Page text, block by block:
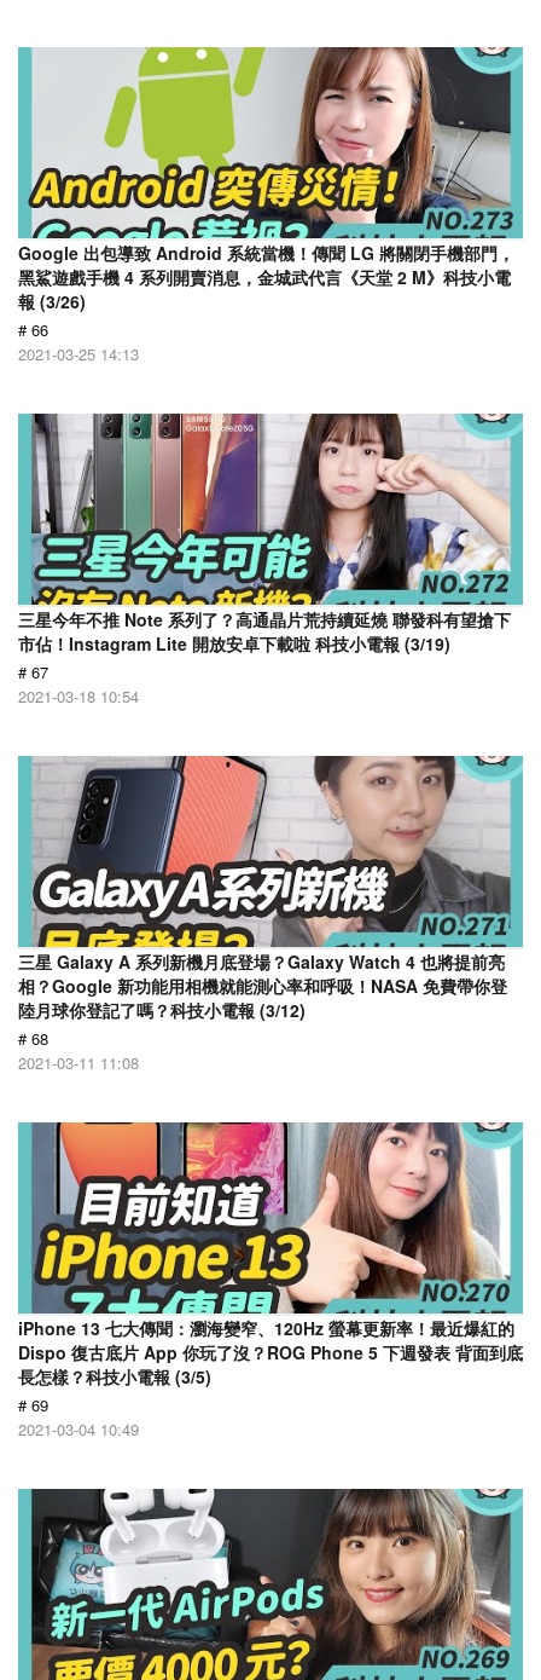
Google 出包導致 Android 系統當機！傳聞 LG 將關閉手機部門，
黑鯊遊戲手機 4 系列開賣消息，金城武代言《天堂 2 M》科技小電
報 (3/26)
# 66
2021-03-25 14:13
三星今年不推 Note 系列了？高通晶片荒持續延燒 聯發科有望搶下
市佔！Instagram Lite 開放安卓下載啦 科技小電報 (3/19)
# 67
2021-03-18 10:54
三星 Galaxy A 系列新機月底登場？Galaxy Watch 4 也將提前亮
相？Google 新功能用相機就能測心率和呼吸！NASA 免費帶你登
陸月球你登記了嗎？科技小電報 (3/12)
# 68
2021-03-11 11:08
iPhone 13 七大傳聞：瀏海變窄、120Hz 螢幕更新率！最近爆紅的
Dispo 復古底片 App 你玩了沒？ROG Phone 5 下週發表 背面到底
長怎樣？科技小電報 (3/5)
# 69
2021-03-04 10:49